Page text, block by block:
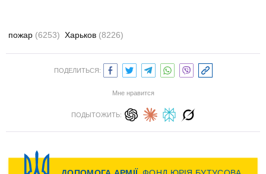
пожар (6253) Харьков (8226)
ПОДЕЛИТЬСЯ:
Мне нравится
ПОДЫТОЖИТЬ: